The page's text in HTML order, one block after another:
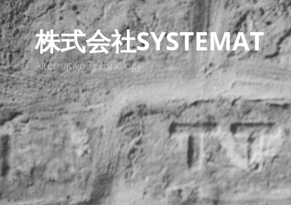
株式会社SYSTEMAT
Alternative Technology